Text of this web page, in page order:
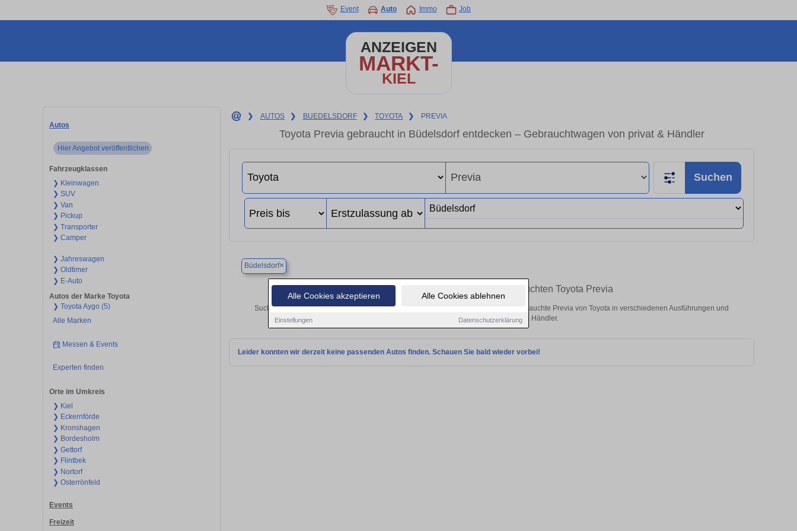
Alle Cookies akzeptieren Alle Cookies ablehnen
Einstellungen Datenschutzerklärung
Event Auto Immo Job
ANZEIGEN
MARKT-
KIEL
Autos
Hier Angebot veröffentlichen
Fahrzeugklassen
❯ Kleinwagen
❯ SUV
❯ Van
❯ Pickup
❯ Transporter
❯ Camper
❯ Jahreswagen
❯ Oldtimer
❯ E-Auto
Autos der Marke Toyota
❯ Toyota Aygo (5)
Alle Marken
Messen & Events
Experten finden
Orte im Umkreis
❯ Kiel
❯ Eckernförde
❯ Kronshagen
❯ Bordesholm
❯ Gettorf
❯ Flintbek
❯ Nortorf
❯ Osterrönfeld
Events
Freizeit
❯ AUTOS ❯ BUEDELSDORF ❯ TOYOTA ❯ PREVIA
Toyota Previa gebraucht in Büdelsdorf entdecken – Gebrauchtwagen von privat & Händler
Suchen
Büdelsdorf×
Finden Sie in Büdelsdorf Ihren gebrauchten Toyota Previa
Suchen Sie in Büdelsdorf einen Toyota Previa Gebrauchtwagen? Entdecken Sie gebrauchte Previa von Toyota in verschiedenen Ausführungen und
Preisklassen von privat und vom Händler.
Leider konnten wir derzeit keine passenden Autos finden. Schauen Sie bald wieder vorbei!